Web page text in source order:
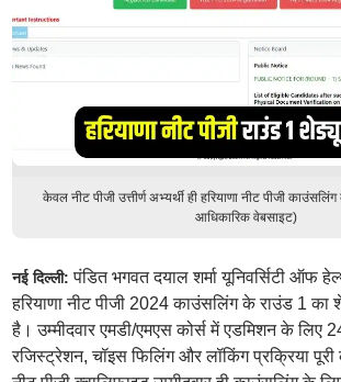
केवल नीट पीजी उत्तीर्ण अभ्यर्थी ही हरियाणा नीट पीजी
आधिकारिक वेबसाइट)
नई दिल्ली:पंडित भगवत दयाल शर्मा यूनिवर्सिटी ऑफ
हरियाणा नीट पीजी 2024 काउंसलिंग के राउंड 1 का
है। उम्मीदवार एमडी/एमएस कोर्स में एडमिशन के लिए
रजिस्ट्रेशन, चॉइस फिलिंग और लॉकिंग प्रक्रिया